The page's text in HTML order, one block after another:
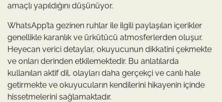
amaçlı yapıldığını düşünüyor.
WhatsApp’ta gezinen ruhlar ile ilgili paylaşılan içerikler
genellikle karanlık ve ürkütücü atmosferlerden oluşur.
Heyecan verici detaylar, okuyucunun dikkatini çekmekte
ve onları derinden etkilemektedir. Bu anlatılarda
kullanılan aktif dil, olayları daha gerçekçi ve canlı hale
getirmekte ve okuyucuların kendilerini hikayenin içinde
hissetmelerini sağlamaktadır.